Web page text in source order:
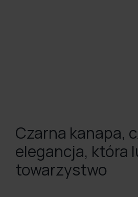
Czarna kanapa,
elegancja, która
towarzystwo